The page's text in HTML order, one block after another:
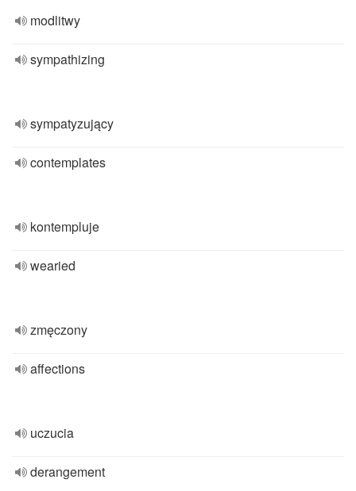
modlitwy
sympathizing
sympatyzujący
contemplates
kontempluje
wearied
zmęczony
affections
uczucia
derangement